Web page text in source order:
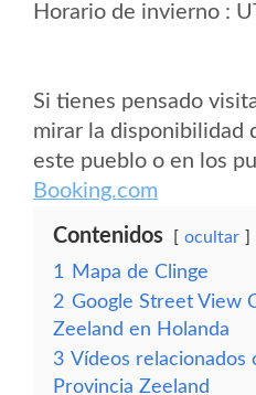
Horario de invierno :
Si tienes pensado
mirar la disponibilidad
este pueblo o en los
Booking.com
Contenidos ocultar
1
Mapa de Clinge
2 Google Street View
Zeeland en Holanda
3 Vídeos relacionados
Provincia Zeeland